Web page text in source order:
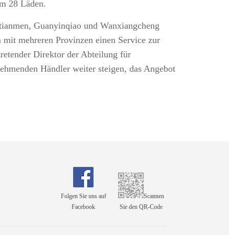
28 Läden.
Guanyinqiao und Wanxiangcheng
mehreren Provinzen einen Service zur
Direktor der Abteilung für
Händler weiter steigen, das Angebot
Folgen Sie uns auf
Facebook
Scannen
Sie den QR-Code